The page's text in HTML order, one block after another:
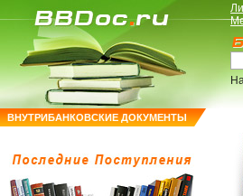
ВНУТРИБАНКОВСКИЕ ДОКУМЕНТЫ